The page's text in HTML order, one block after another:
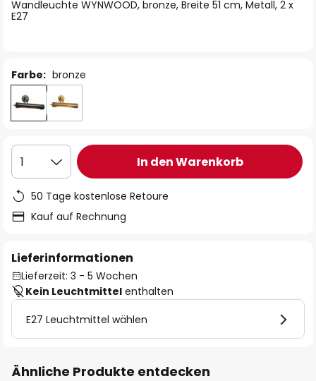
Wandleuchte WYNWOOD, bronze, Breite 51 cm, Metall, 2 x
E27
Farbe: bronze
1 In den Warenkorb
50 Tage kostenlose Retoure
Kauf auf Rechnung
Lieferinformationen
Lieferzeit: 3 - 5 Wochen
Kein Leuchtmittel enthalten
E27 Leuchtmittel wählen
Ähnliche Produkte entdecken